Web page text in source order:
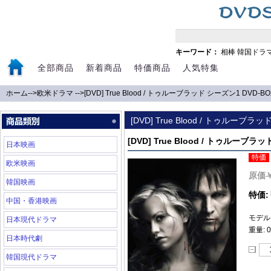
キーワード： 相棒 韓国ドラ
全部商品 新着商品 特価商品 人気特集
ホーム-->欧米ドラマ -->[DVD] True Blood / トゥルーブラッド シーズン1 DVD-
日本映画
欧米映画
韓国映画
中国・香港映画
日本現代ドラマ
日本時代劇
韓国現代ドラマ
[DVD] True Blood / トゥルーブラッ
[DVD] True Blood / トゥルーブラッ
特価
原価
特価:
モデ
重量: